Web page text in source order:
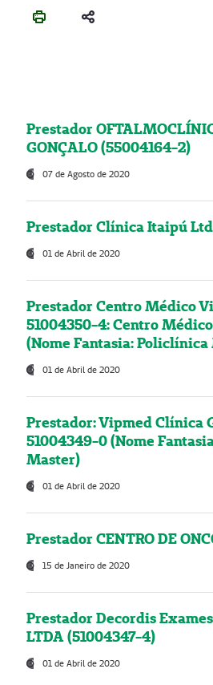
Prestador
GONÇALO (55004164-2)
07 de Agosto de 2020
Prestador Clínica Itaipú
01 de Abril de 2020
Prestador Centro Médico
51004350-4: Centro
(Nome Fantasia:
01 de Abril de 2020
Prestador: Vipmed Clínica
51004349-0 (Nome
Master)
01 de Abril de 2020
Prestador CENTRO DE
15 de Janeiro de 2020
Prestador Decordis
LTDA (51004347-4)
01 de Abril de 2020